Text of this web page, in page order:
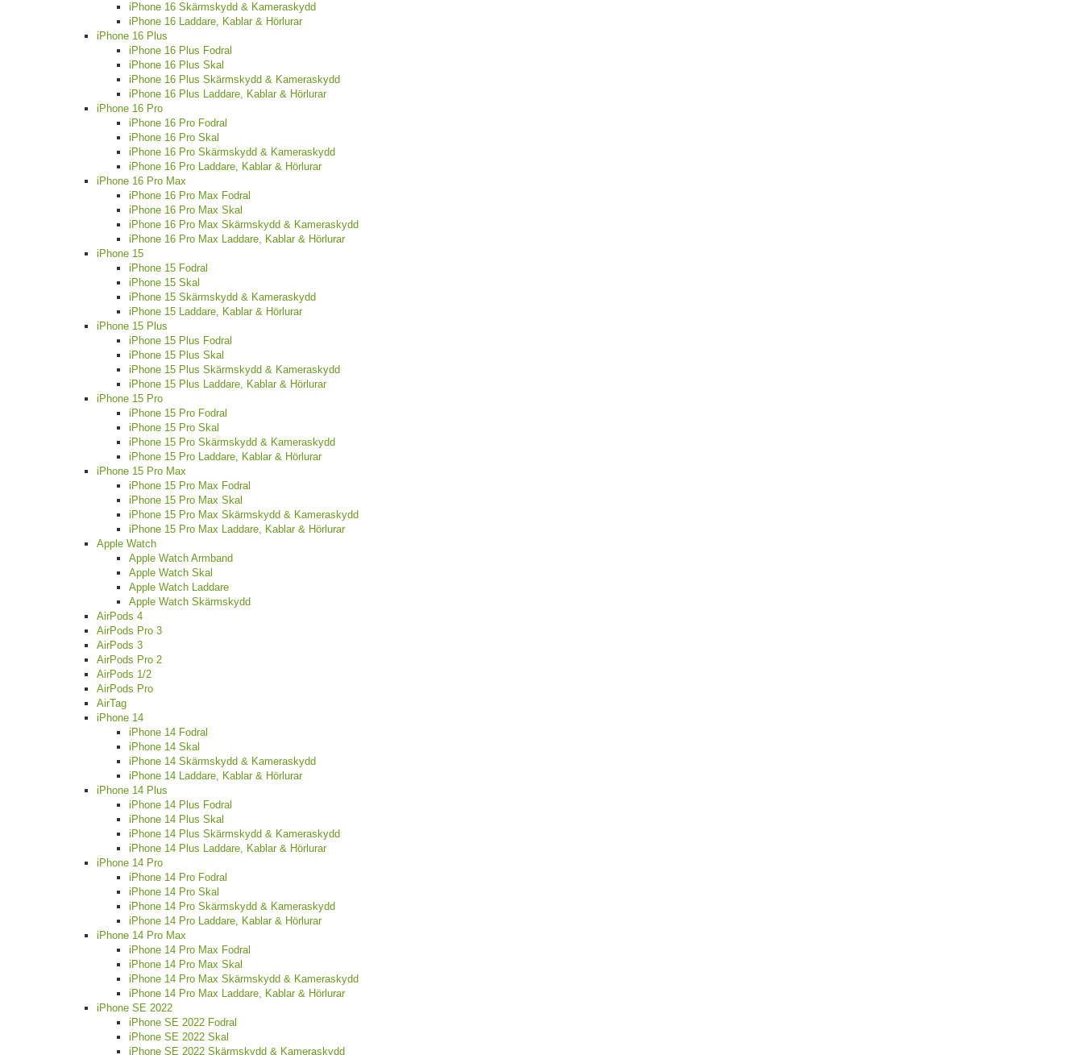
iPhone 16 Skärmskydd & Kameraskydd
iPhone 16 Laddare, Kablar & Hörlurar
iPhone 16 Plus
iPhone 16 Plus Fodral
iPhone 16 Plus Skal
iPhone 16 Plus Skärmskydd & Kameraskydd
iPhone 16 Plus Laddare, Kablar & Hörlurar
iPhone 16 Pro
iPhone 16 Pro Fodral
iPhone 16 Pro Skal
iPhone 16 Pro Skärmskydd & Kameraskydd
iPhone 16 Pro Laddare, Kablar & Hörlurar
iPhone 16 Pro Max
iPhone 16 Pro Max Fodral
iPhone 16 Pro Max Skal
iPhone 16 Pro Max Skärmskydd & Kameraskydd
iPhone 16 Pro Max Laddare, Kablar & Hörlurar
iPhone 15
iPhone 15 Fodral
iPhone 15 Skal
iPhone 15 Skärmskydd & Kameraskydd
iPhone 15 Laddare, Kablar & Hörlurar
iPhone 15 Plus
iPhone 15 Plus Fodral
iPhone 15 Plus Skal
iPhone 15 Plus Skärmskydd & Kameraskydd
iPhone 15 Plus Laddare, Kablar & Hörlurar
iPhone 15 Pro
iPhone 15 Pro Fodral
iPhone 15 Pro Skal
iPhone 15 Pro Skärmskydd & Kameraskydd
iPhone 15 Pro Laddare, Kablar & Hörlurar
iPhone 15 Pro Max
iPhone 15 Pro Max Fodral
iPhone 15 Pro Max Skal
iPhone 15 Pro Max Skärmskydd & Kameraskydd
iPhone 15 Pro Max Laddare, Kablar & Hörlurar
Apple Watch
Apple Watch Armband
Apple Watch Skal
Apple Watch Laddare
Apple Watch Skärmskydd
AirPods 4
AirPods Pro 3
AirPods 3
AirPods Pro 2
AirPods 1/2
AirPods Pro
AirTag
iPhone 14
iPhone 14 Fodral
iPhone 14 Skal
iPhone 14 Skärmskydd & Kameraskydd
iPhone 14 Laddare, Kablar & Hörlurar
iPhone 14 Plus
iPhone 14 Plus Fodral
iPhone 14 Plus Skal
iPhone 14 Plus Skärmskydd & Kameraskydd
iPhone 14 Plus Laddare, Kablar & Hörlurar
iPhone 14 Pro
iPhone 14 Pro Fodral
iPhone 14 Pro Skal
iPhone 14 Pro Skärmskydd & Kameraskydd
iPhone 14 Pro Laddare, Kablar & Hörlurar
iPhone 14 Pro Max
iPhone 14 Pro Max Fodral
iPhone 14 Pro Max Skal
iPhone 14 Pro Max Skärmskydd & Kameraskydd
iPhone 14 Pro Max Laddare, Kablar & Hörlurar
iPhone SE 2022
iPhone SE 2022 Fodral
iPhone SE 2022 Skal
iPhone SE 2022 Skärmskydd & Kameraskydd